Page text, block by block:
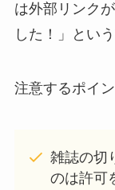
は外部リンク
した！」とい
注意するポイ
雑誌の切
のは許可